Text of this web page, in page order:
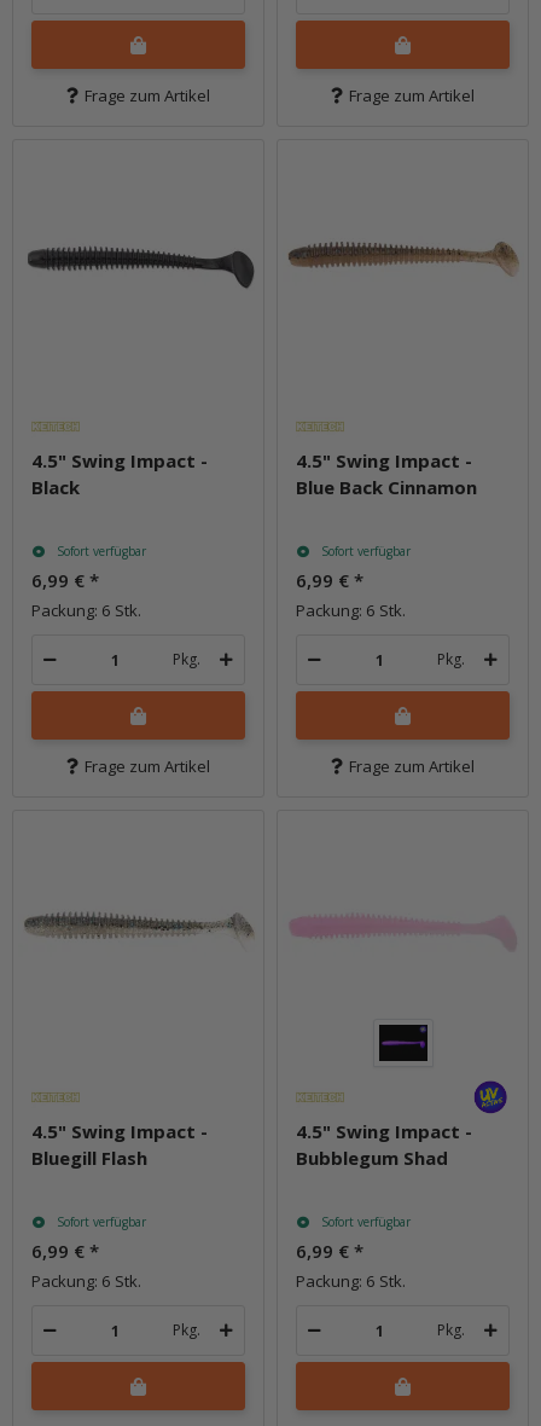
Frage zum Artikel Frage zum Artikel
4.5" Swing Impact -
Black
Sofort verfügbar
6,99 € *
Packung: 6 Stk.
Pkg.
Frage zum Artikel
4.5" Swing Impact -
Blue Back Cinnamon
Sofort verfügbar
6,99 € *
Packung: 6 Stk.
Pkg.
Frage zum Artikel
4.5" Swing Impact -
Bluegill Flash
Sofort verfügbar
6,99 € *
Packung: 6 Stk.
Pkg.
4.5" Swing Impact -
Bubblegum Shad
Sofort verfügbar
6,99 € *
Packung: 6 Stk.
Pkg.